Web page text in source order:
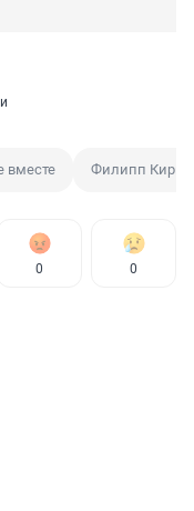
вместе Филипп
0 0